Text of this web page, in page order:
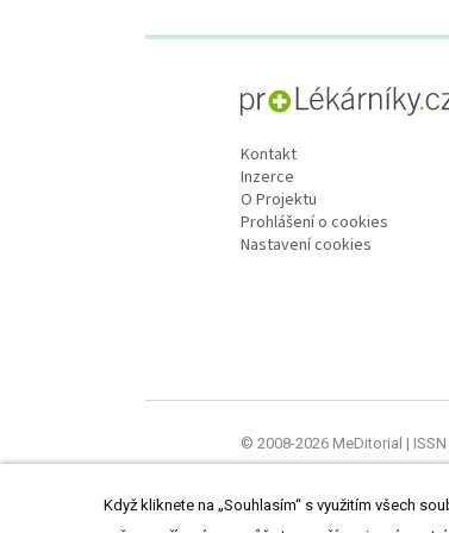
Kontakt
Inzerce
O Projektu
Prohlášení o cookies
Nastavení cookies
© 2008-2026 MeDitorial |
Když kliknete na „Souhlasím“ s využitím všech